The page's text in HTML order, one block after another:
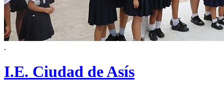
.
I.E. Ciudad de Asís